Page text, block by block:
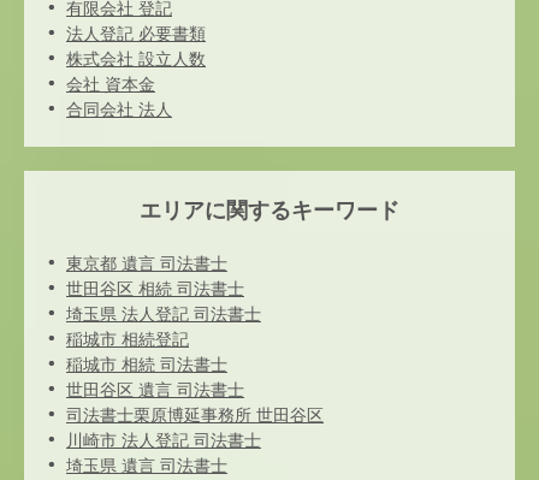
有限会社 登記
法人登記 必要書類
株式会社 設立人数
会社 資本金
合同会社 法人
エリアに関するキーワード
東京都 遺言 司法書士
世田谷区 相続 司法書士
埼玉県 法人登記 司法書士
稲城市 相続登記
稲城市 相続 司法書士
世田谷区 遺言 司法書士
司法書士栗原博延事務所 世田谷区
川崎市 法人登記 司法書士
埼玉県 遺言 司法書士